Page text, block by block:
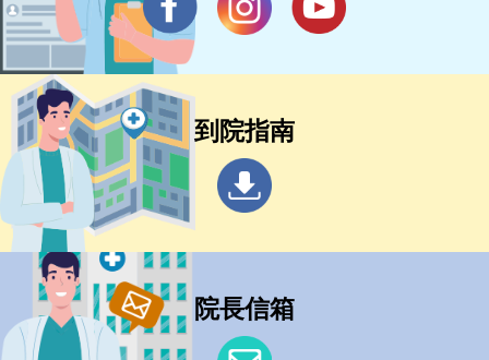
到院指南
院長信箱